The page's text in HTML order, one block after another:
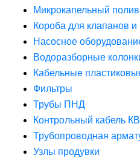
Микрокапельный полив
Короба для клапанов и
Насосное
Водоразборные
Кабельные
Фильтры
Трубы ПНД
Контрольный кабель
Трубопроводная
Узлы продувки